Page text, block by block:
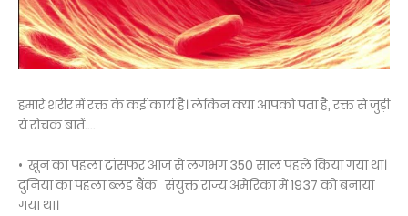
हमारे शरीर में रक्त के कई कार्य है। लेकिन क्या आपको पता है, रक्त से जुड़ी
ये रोचक बातें....
• खून का पहला ट्रांसफर आज से लगभग 350 साल पहले किया गया था।
दुनिया का पहला ब्लड बैंक संयुक्त राज्य अमेरिका में 1937 को बनाया
गया था।